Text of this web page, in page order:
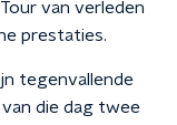
van verleden
prestaties.
tegenvallende
die dag twee